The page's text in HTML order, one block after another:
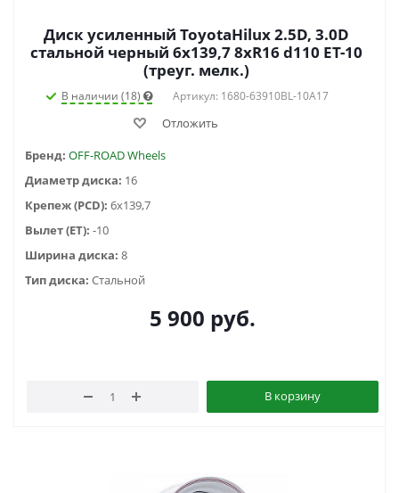
Диск усиленный ToyotaHilux 2.5D, 3.0D
стальной черный 6x139,7 8xR16 d110 ET-10
(треуг. мелк.)
В наличии (18) Артикул: 1680-63910BL-10A17
Отложить
Бренд: OFF-ROAD Wheels
Диаметр диска: 16
Крепеж (PCD): 6x139,7
Вылет (ET): -10
Ширина диска: 8
Тип диска: Стальной
5 900 руб.
В корзину